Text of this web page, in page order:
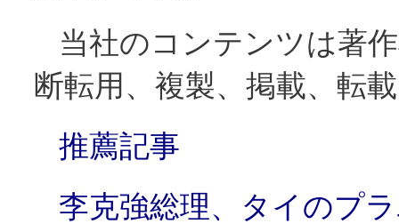
当社のコンテンツは著
断転用、複製、掲載、転
推薦記事
李克強総理、タイのプ